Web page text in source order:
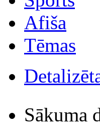
Afiša
Tēmas
Sākuma